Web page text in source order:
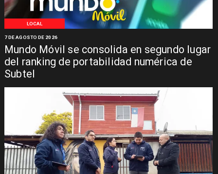
LOCAL
Mundo Móvil se consolida en segundo lugar
del ranking de portabilidad numérica de
Subtel
7 DE AGOSTO DE 2026